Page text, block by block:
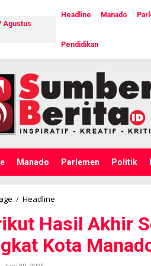
Agustus
Headline Manado
Pendidikan
Manado Parlemen Politik
/ Headline
r
i
k
u
Hasil Akhir
Kota